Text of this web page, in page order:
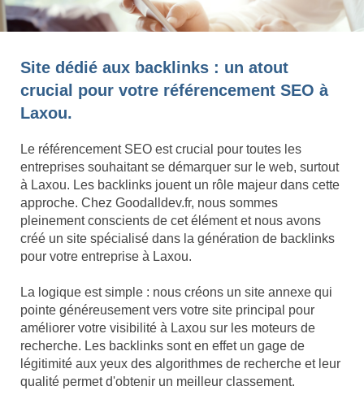
Site dédié aux backlinks : un atout
crucial pour votre référencement SEO à
Laxou.
Le référencement SEO est crucial pour toutes les
entreprises souhaitant se démarquer sur le web, surtout
à Laxou. Les backlinks jouent un rôle majeur dans cette
approche. Chez Goodalldev.fr, nous sommes
pleinement conscients de cet élément et nous avons
créé un site spécialisé dans la génération de backlinks
pour votre entreprise à Laxou.
La logique est simple : nous créons un site annexe qui
pointe généreusement vers votre site principal pour
améliorer votre visibilité à Laxou sur les moteurs de
recherche. Les backlinks sont en effet un gage de
légitimité aux yeux des algorithmes de recherche et leur
qualité permet d'obtenir un meilleur classement.